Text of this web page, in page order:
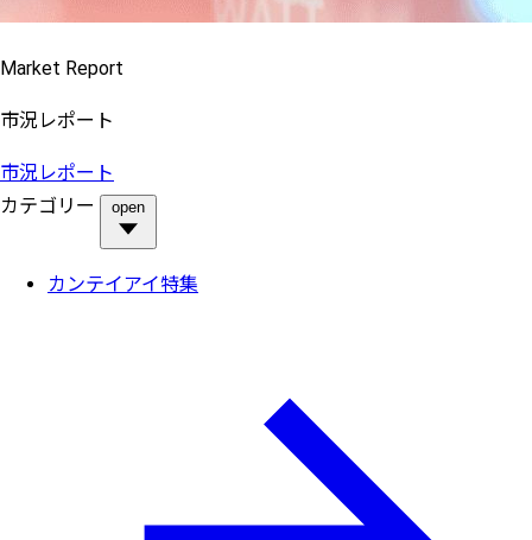
Market Report
市況レポート
市況レポート
カテゴリー
open
カンテイアイ特集